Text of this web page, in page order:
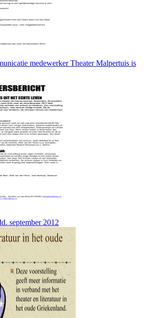
medewerker Theater Malpertuis is
september 2012